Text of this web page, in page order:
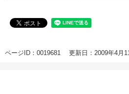
ページID：0019681 更新日：2009年4月